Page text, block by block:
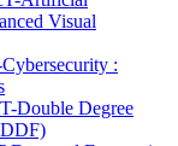
Visual
:
Double Degree